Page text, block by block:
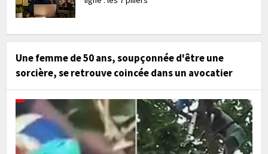
Une femme de 50 ans, soupçonnée d'être une
sorcière, se retrouve coincée dans un avocatier